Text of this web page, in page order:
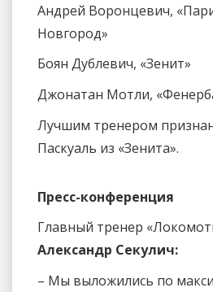
Андрей Воронцевич,
Новгород»
Боян Дублевич, «Зенит»
Джонатан Мотли,
Лучшим тренером
Паскуаль из «Зенита».
Пресс-конференция
Главный тренер
Александр Секулич:
– Мы выложились по